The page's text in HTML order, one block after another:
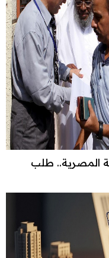
المصرية.. طلب